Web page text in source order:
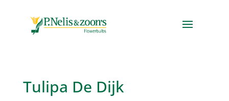
Tulipa De Dijk